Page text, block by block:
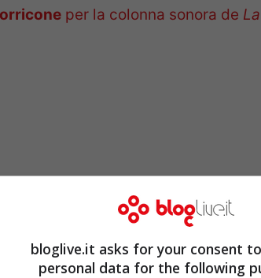
per la colonna sonora de La
bloglive.it asks for your consent
personal data for the following